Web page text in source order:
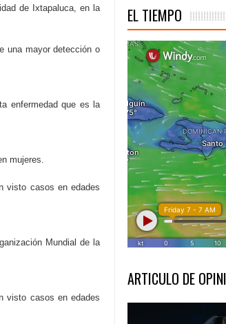
en Villa Flores
de Ixtapaluca, en la
una mayor detección o
enfermedad que es la
mujeres.
visto casos en edades
Mundial de la
visto casos en edades
EL TIEMPO
ARTICULO DE